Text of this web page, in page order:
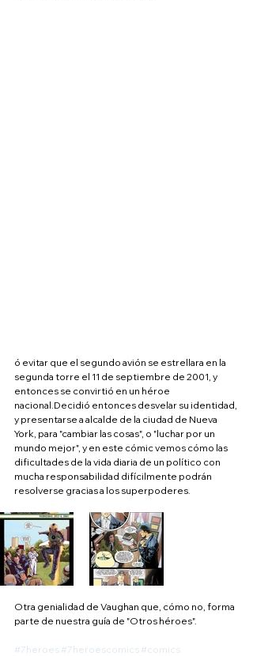
ó evitar que el segundo avión se estrellara en la
segunda torre el 11 de septiembre de 2001, y
entonces se convirtió en un héroe
nacional.Decidió entonces desvelar su identidad,
y presentarse a alcalde de la ciudad de Nueva
York, para "cambiar las cosas", o "luchar por un
mundo mejor", y en este cómic vemos cómo las
dificultades de la vida diaria de un político con
mucha responsabilidad difícilmente podrán
resolverse gracias a los superpoderes.
Otra genialidad de Vaughan que, cómo no, forma
parte de nuestra guía de "Otros héroes".
#7heroes #7heroescomics #comics